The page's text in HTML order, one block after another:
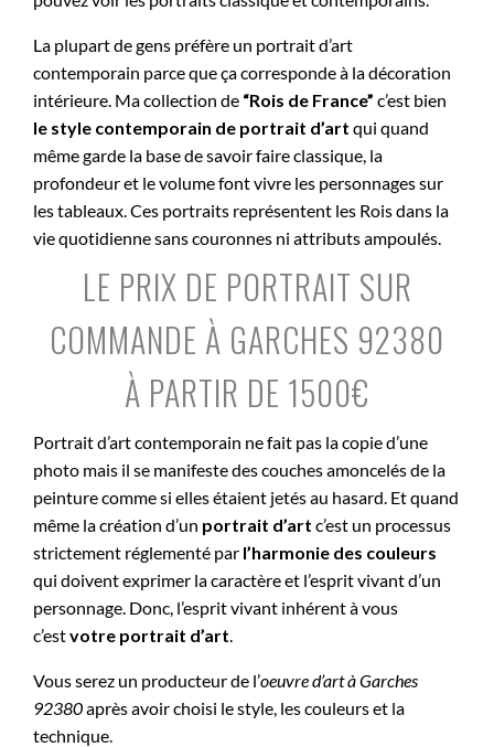
La plupart de gens préfère un portrait d’art
contemporain parce que ça corresponde à la décoration
intérieure. Ma collection de “Rois de France” c’est bien
le style contemporain de portrait d’art qui quand
même garde la base de savoir faire classique, la
profondeur et le volume font vivre les personnages sur
les tableaux. Ces portraits représentent les Rois dans la
vie quotidienne sans couronnes ni attributs ampoulés.
LE PRIX DE PORTRAIT SUR
COMMANDE À GARCHES 92380
À PARTIR DE 1500€
Portrait d’art contemporain ne fait pas la copie d’une
photo mais il se manifeste des couches amoncelés de la
peinture comme si elles étaient jetés au hasard. Et quand
même la création d’un portrait d’art c’est un processus
strictement réglementé par l’harmonie des couleurs
qui doivent exprimer la caractère et l’esprit vivant d’un
personnage. Donc, l’esprit vivant inhérent à vous
c’estvotre portrait d’art.
Vous serez un producteur de l’oeuvre d’art àGarches
92380après avoir choisi le style, les couleurs et la
technique.